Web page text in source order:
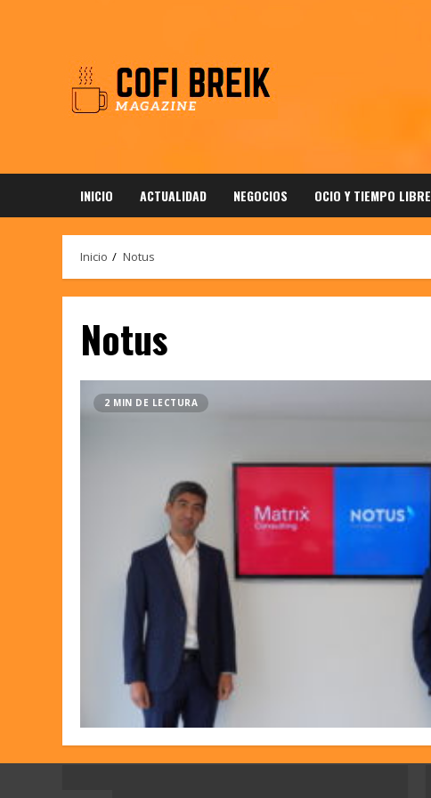
INICIO ACTUALIDAD NEGOCIOS OCIO Y TIEMPO LIBRE
Inicio Notus
Notus
2 MIN DE LECTURA